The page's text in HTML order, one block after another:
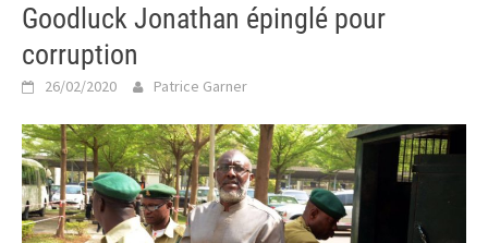
Goodluck Jonathan épinglé pour
corruption
26/02/2020 Patrice Garner